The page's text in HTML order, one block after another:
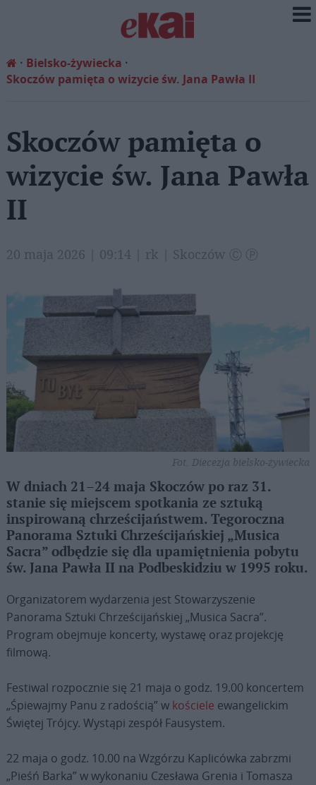
Bielsko-żywiecka
Skoczów pamięta o wizycie św. Jana Pawła II
Skoczów pamięta o
wizycie św. Jana Pawła
II
20 maja 2026 | 09:14 | rk | Skoczów Ⓒ Ⓟ
Fot. Diecezja bielsko-żywiecka
W dniach 21–24 maja Skoczów po raz 31.
stanie się miejscem spotkania ze sztuką
inspirowaną chrześcijaństwem. Tegoroczna
Panorama Sztuki Chrześcijańskiej „Musica
Sacra” odbędzie się dla upamiętnienia pobytu
św. Jana Pawła II na Podbeskidziu w 1995 roku.
Organizatorem wydarzenia jest Stowarzyszenie
Panorama Sztuki Chrześcijańskiej „Musica Sacra”.
Program obejmuje koncerty, wystawę oraz projekcję
filmową.
Festiwal rozpocznie się 21 maja o godz. 19.00 koncertem
„Śpiewajmy Panu z radością” w kościele ewangelickim
Świętej Trójcy. Wystąpi zespół Fausystem.
22 maja o godz. 10.00 na Wzgórzu Kaplicówka zabrzmi
„Pieśń Barka” w wykonaniu Czesława Grenia i Tomasza